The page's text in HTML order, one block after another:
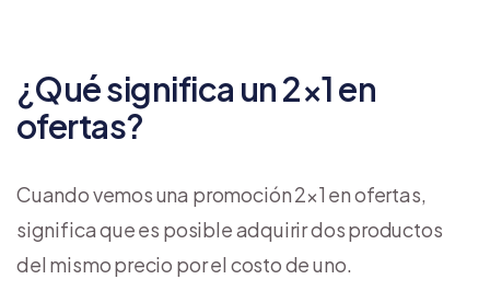
¿Qué significa un 2×1 en
ofertas?
Cuando vemos una promoción 2×1 en ofertas,
significa que es posible adquirir dos productos
del mismo precio por el costo de uno.